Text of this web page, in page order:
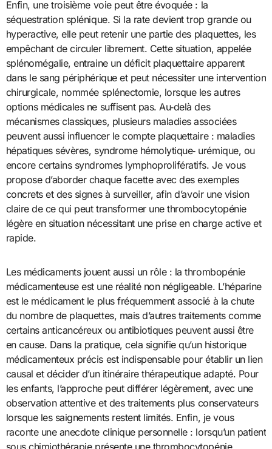
Enfin, une troisième voie peut être évoquée : la
séquestration splénique. Si la rate devient trop grande ou
hyperactive, elle peut retenir une partie des plaquettes, les
empêchant de circuler librement. Cette situation, appelée
splénomégalie, entraine un déficit plaquettaire apparent
dans le sang périphérique et peut nécessiter une intervention
chirurgicale, nommée splénectomie, lorsque les autres
options médicales ne suffisent pas. Au‑delà des
mécanismes classiques, plusieurs maladies associées
peuvent aussi influencer le compte plaquettaire : maladies
hépatiques sévères, syndrome hémolytique‑ urémique, ou
encore certains syndromes lymphoprolifératifs. Je vous
propose d’aborder chaque facette avec des exemples
concrets et des signes à surveiller, afin d’avoir une vision
claire de ce qui peut transformer une thrombocytopénie
légère en situation nécessitant une prise en charge active et
rapide.
Les médicaments jouent aussi un rôle : la thrombopénie
médicamenteuse est une réalité non négligeable. L’héparine
est le médicament le plus fréquemment associé à la chute
du nombre de plaquettes, mais d’autres traitements comme
certains anticancéreux ou antibiotiques peuvent aussi être
en cause. Dans la pratique, cela signifie qu’un historique
médicamenteux précis est indispensable pour établir un lien
causal et décider d’un itinéraire thérapeutique adapté. Pour
les enfants, l’approche peut différer légèrement, avec une
observation attentive et des traitements plus conservateurs
lorsque les saignements restent limités. Enfin, je vous
raconte une anecdote clinique personnelle : lorsqu’un patient